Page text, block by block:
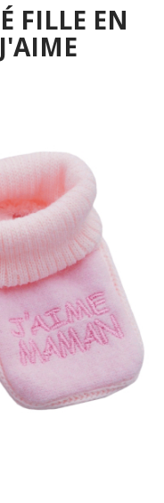
FILLE EN